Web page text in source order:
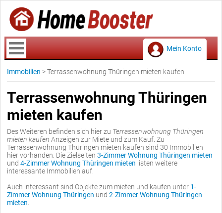
Mein Konto
Immobilien >Terrassenwohnung Thüringen mieten kaufen
Terrassenwohnung Thüringen
mieten kaufen
Des Weiteren befinden sich hier zu Terrassenwohnung Thüringen
mieten kaufen Anzeigen zur Miete und zum Kauf. Zu
Terrassenwohnung Thüringen mieten kaufen sind 30 Immobilien
hier vorhanden. Die Zielseiten 3-Zimmer Wohnung Thüringen mieten
und 4-Zimmer Wohnung Thüringen mieten listen weitere
interessante Immobilien auf.
Auch interessant sind Objekte zum mieten und kaufen unter 1-
Zimmer Wohnung Thüringen und 2-Zimmer Wohnung Thüringen
mieten